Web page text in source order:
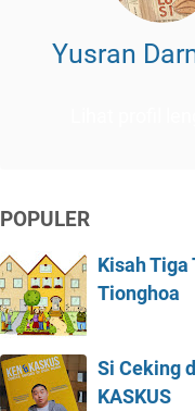
Yusran
POPULER
Kisah Tiga
Tionghoa
Si Ceking
KASKUS